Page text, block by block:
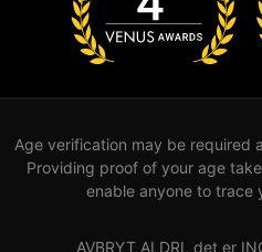
Age verification may be required
Providing proof of your age
enable anyone to trace
AVBRYT ALDRI, det er